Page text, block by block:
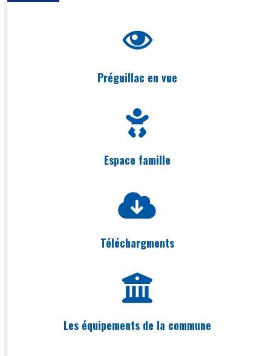
Préguillac en vue
Espace famille
Téléchargments
Les équipements de la commune